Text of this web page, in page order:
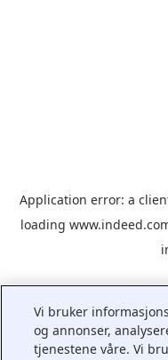
Application error: a
loading
Vi bruker
og annonser,
tjenestene våre. Vi